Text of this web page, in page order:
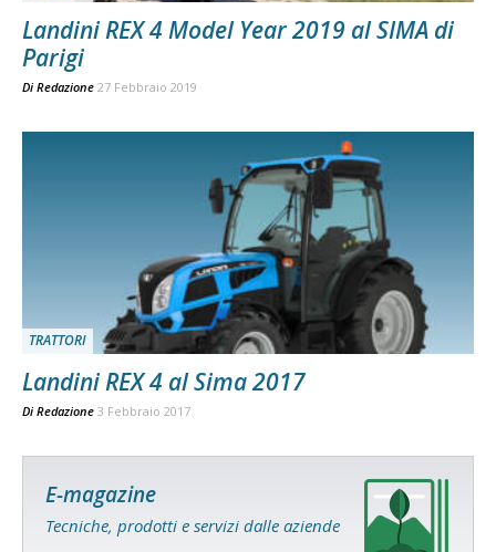
Landini REX 4 Model Year 2019 al SIMA di
Parigi
Di Redazione 27 Febbraio 2019
TRATTORI
Landini REX 4 al Sima 2017
Di Redazione 3 Febbraio 2017
E-magazine
Tecniche, prodotti e servizi dalle aziende